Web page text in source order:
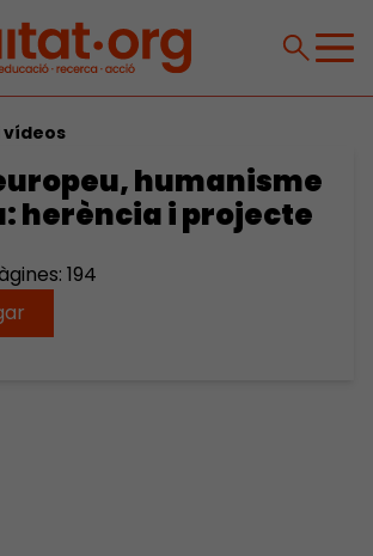
vídeos
humanisme
herència i projecte
194